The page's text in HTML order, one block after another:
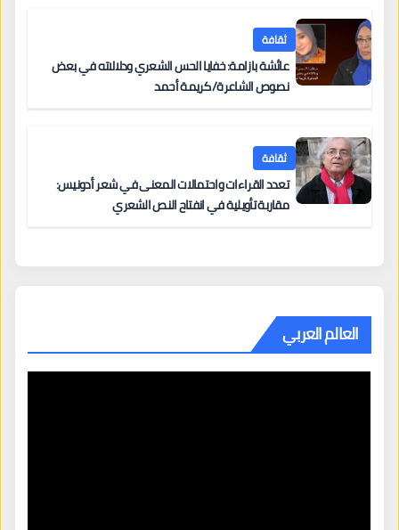
ثقافة
عائشة بازامة: خفايا الحس الشعري ودلالاته في بعض
نصوص الشاعرة/ كريمة أحمد
ثقافة
تعدد القراءات واحتمالات المعنى في شعر أدونيس:
مقاربة تأويلية في انفتاح النص الشعري
العالم العربي